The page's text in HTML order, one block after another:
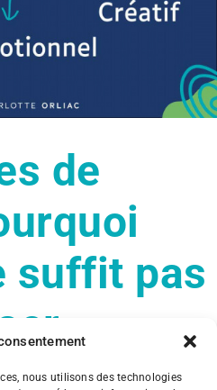
nous utilisons des technologies
de
suffit pas
de [...]